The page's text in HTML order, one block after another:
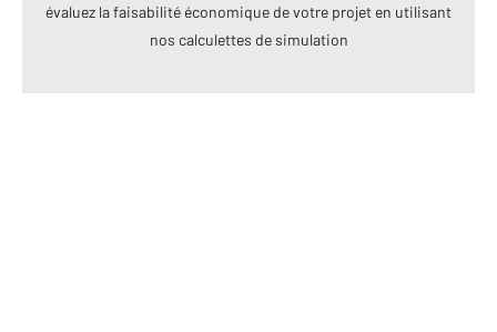
évaluez la faisabilité économique de votre projet en utilisant
nos calculettes de simulation